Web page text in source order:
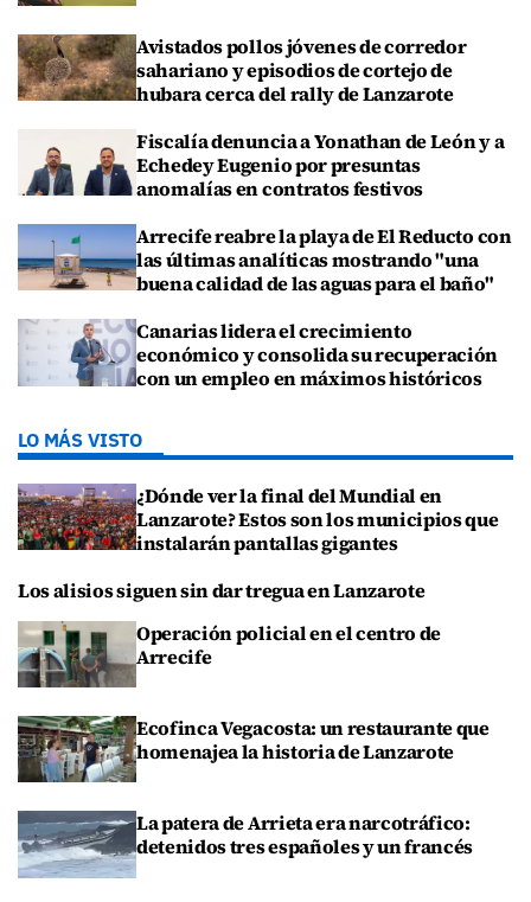
Avistados pollos jóvenes de corredor
sahariano y episodios de cortejo de
hubara cerca del rally de Lanzarote
Fiscalía denuncia a Yonathan de León y a
Echedey Eugenio por presuntas
anomalías en contratos festivos
Arrecife reabre la playa de El Reducto con
las últimas analíticas mostrando "una
buena calidad de las aguas para el baño"
Canarias lidera el crecimiento
económico y consolida su recuperación
con un empleo en máximos históricos
LO MÁS VISTO
¿Dónde ver la final del Mundial en
Lanzarote? Estos son los municipios que
instalarán pantallas gigantes
Los alisios siguen sin dar tregua en Lanzarote
Operación policial en el centro de
Arrecife
Ecofinca Vegacosta: un restaurante que
homenajea la historia de Lanzarote
La patera de Arrieta era narcotráfico:
detenidos tres españoles y un francés